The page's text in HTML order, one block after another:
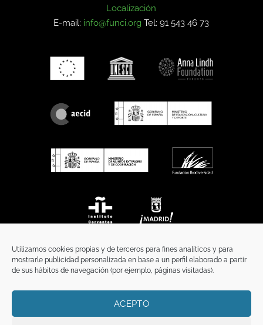
Utilizamos cookies propias y de terceros para fines analíticos y para
mostrarle publicidad personalizada en base a un perfil elaborado a partir
de sus hábitos de navegación (por ejemplo, páginas visitadas).
ACEPTO
Localización
E-mail: info@funci.org Tel: 91 543 46 73